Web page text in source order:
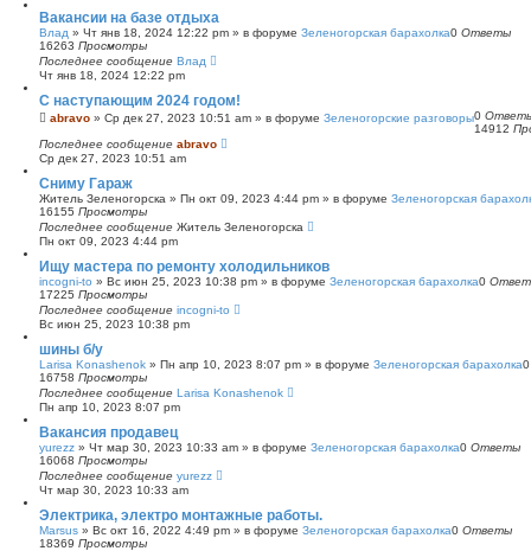
Вакансии на базе отдыха
Влад » Чт янв 18, 2024 12:22 pm » в форуме Зеленогорская барахолка0 Ответы
16263 Просмотры
Последнее сообщение Влад
Чт янв 18, 2024 12:22 pm
С наступающим 2024 годом!
abravo » Ср дек 27, 2023 10:51 am » в форуме Зеленогорские разговоры0
14912
Последнее сообщение abravo
Ср дек 27, 2023 10:51 am
Сниму Гараж
Житель Зеленогорска » Пн окт 09, 2023 4:44 pm » в форуме Зеленогорская
16155 Просмотры
Последнее сообщение Житель Зеленогорска
Пн окт 09, 2023 4:44 pm
Ищу мастера по ремонту холодильников
incogni-to » Вс июн 25, 2023 10:38 pm » в форуме Зеленогорская барахолка0
17225 Просмотры
Последнее сообщение incogni-to
Вс июн 25, 2023 10:38 pm
шины б/у
Larisa Konashenok » Пн апр 10, 2023 8:07 pm » в форуме Зеленогорская барахолка
16758 Просмотры
Последнее сообщение Larisa Konashenok
Пн апр 10, 2023 8:07 pm
Вакансия продавец
yurezz » Чт мар 30, 2023 10:33 am » в форуме Зеленогорская барахолка0 Ответы
16068 Просмотры
Последнее сообщение yurezz
Чт мар 30, 2023 10:33 am
Электрика, электро монтажные работы.
Marsus » Вс окт 16, 2022 4:49 pm » в форуме Зеленогорская барахолка0 Ответы
18369 Просмотры